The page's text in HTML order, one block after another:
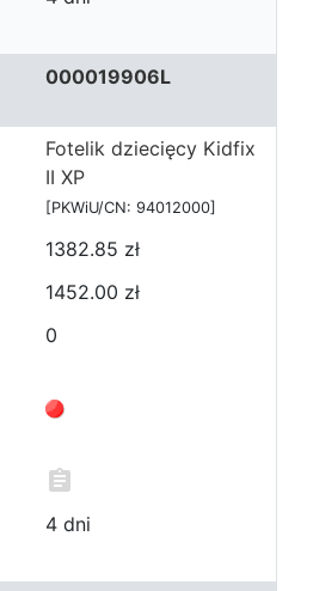
000019906L
Fotelik dziecięcy Kidfix
II XP
[PKWiU/CN: 94012000]
1382.85 zł
1452.00 zł
0
4 dni